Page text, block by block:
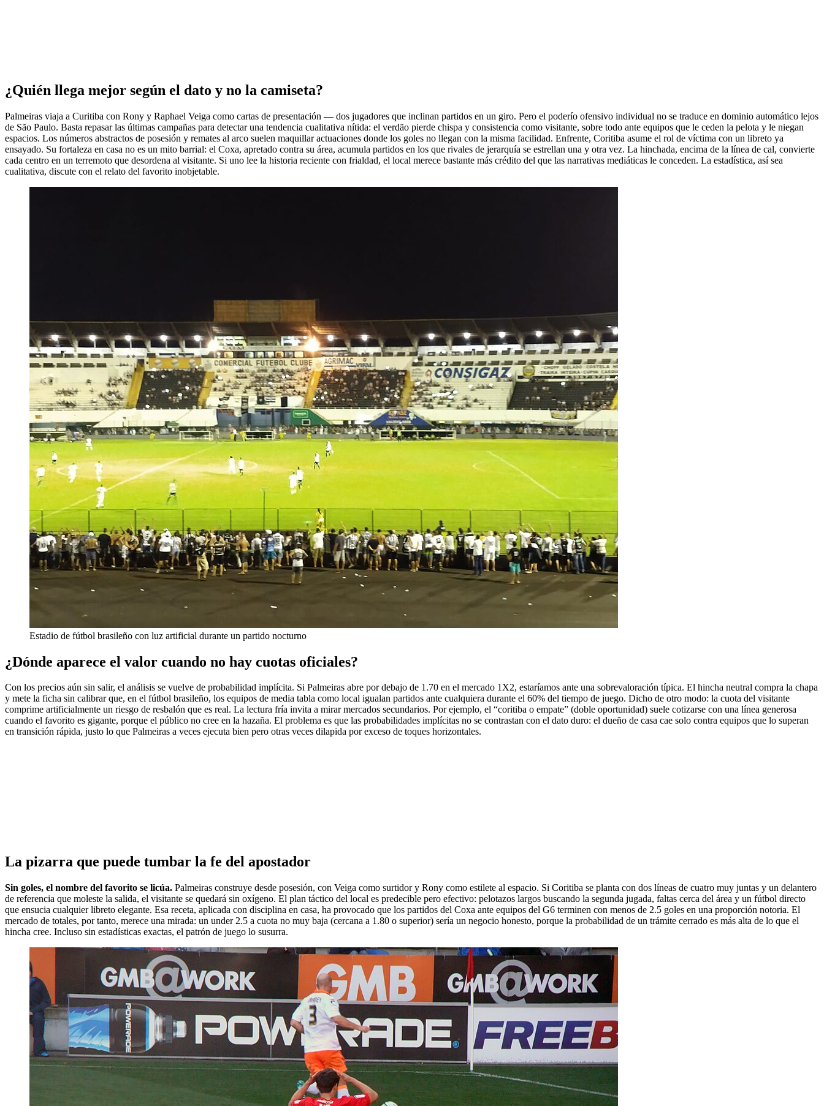
¿Quién llega mejor según el dato y no la camiseta?
Palmeiras viaja a Curitiba con Rony y Raphael Veiga como cartas de presentación — dos jugadores que inclinan partidos en un giro. Pero el poderío ofensivo individual no se traduce en dominio automático lejos
de São Paulo. Basta repasar las últimas campañas para detectar una tendencia cualitativa nítida: el verdão pierde chispa y consistencia como visitante, sobre todo ante equipos que le ceden la pelota y le niegan
espacios. Los números abstractos de posesión y remates al arco suelen maquillar actuaciones donde los goles no llegan con la misma facilidad. Enfrente, Coritiba asume el rol de víctima con un libreto ya
ensayado. Su fortaleza en casa no es un mito barrial: el Coxa, apretado contra su área, acumula partidos en los que rivales de jerarquía se estrellan una y otra vez. La hinchada, encima de la línea de cal, convierte
cada centro en un terremoto que desordena al visitante. Si uno lee la historia reciente con frialdad, el local merece bastante más crédito del que las narrativas mediáticas le conceden. La estadística, así sea
cualitativa, discute con el relato del favorito inobjetable.
Estadio de fútbol brasileño con luz artificial durante un partido nocturno
¿Dónde aparece el valor cuando no hay cuotas oficiales?
Con los precios aún sin salir, el análisis se vuelve de probabilidad implícita. Si Palmeiras abre por debajo de 1.70 en el mercado 1X2, estaríamos ante una sobrevaloración típica. El hincha neutral compra la chapa
y mete la ficha sin calibrar que, en el fútbol brasileño, los equipos de media tabla como local igualan partidos ante cualquiera durante el 60% del tiempo de juego. Dicho de otro modo: la cuota del visitante
comprime artificialmente un riesgo de resbalón que es real. La lectura fría invita a mirar mercados secundarios. Por ejemplo, el “coritiba o empate” (doble oportunidad) suele cotizarse con una línea generosa
cuando el favorito es gigante, porque el público no cree en la hazaña. El problema es que las probabilidades implícitas no se contrastan con el dato duro: el dueño de casa cae solo contra equipos que lo superan
en transición rápida, justo lo que Palmeiras a veces ejecuta bien pero otras veces dilapida por exceso de toques horizontales.
La pizarra que puede tumbar la fe del apostador
Sin goles, el nombre del favorito se licúa. Palmeiras construye desde posesión, con Veiga como surtidor y Rony como estilete al espacio. Si Coritiba se planta con dos líneas de cuatro muy juntas y un delantero
de referencia que moleste la salida, el visitante se quedará sin oxígeno. El plan táctico del local es predecible pero efectivo: pelotazos largos buscando la segunda jugada, faltas cerca del área y un fútbol directo
que ensucia cualquier libreto elegante. Esa receta, aplicada con disciplina en casa, ha provocado que los partidos del Coxa ante equipos del G6 terminen con menos de 2.5 goles en una proporción notoria. El
mercado de totales, por tanto, merece una mirada: un under 2.5 a cuota no muy baja (cercana a 1.80 o superior) sería un negocio honesto, porque la probabilidad de un trámite cerrado es más alta de lo que el
hincha cree. Incluso sin estadísticas exactas, el patrón de juego lo susurra.